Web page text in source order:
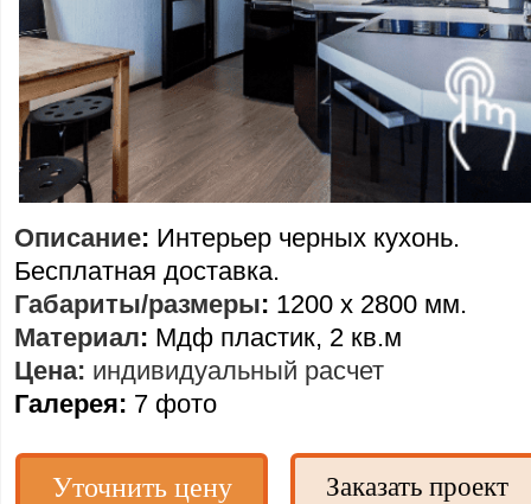
Заказать проект
Описание: Интерьер черных кухонь.
Бесплатная доставка.
Габариты/размеры: 1200 х 2800 мм.
Материал: Мдф пластик, 2 кв.м
Цена: индивидуальный расчет
Галерея: 7 фото
Уточнить цену